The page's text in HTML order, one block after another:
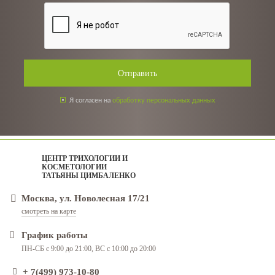
Отправить
Я согласен на обработку персональных данных
ЦЕНТР ТРИХОЛОГИИ И
КОСМЕТОЛОГИИ
ТАТЬЯНЫ ЦИМБАЛЕНКО
Москва, ул. Новолесная 17/21
смотреть на карте
График работы
ПН-СБ с 9:00 до 21:00, ВС с 10:00 до 20:00
+ 7(499) 973-10-80